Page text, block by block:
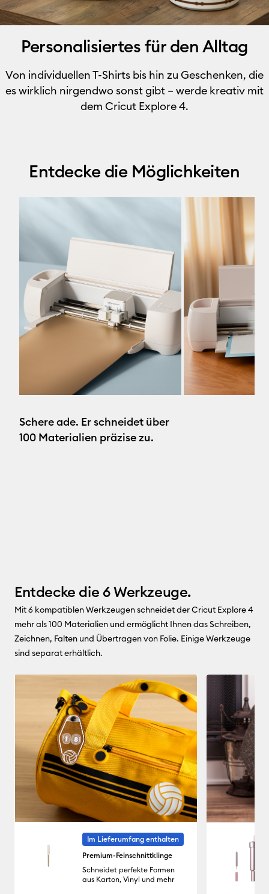
Personalisiertes für den Alltag
Von individuellen T-Shirts bis hin zu Geschenken, die
es wirklich nirgendwo sonst gibt – werde kreativ mit
dem Cricut Explore 4.
Entdecke die Möglichkeiten
Schere ade. Er schneidet über
100 Materialien präzise zu.
Entdecke die 6 Werkzeuge.
Mit 6 kompatiblen Werkzeugen schneidet der Cricut Explore 4
mehr als 100 Materialien und ermöglicht Ihnen das Schreiben,
Zeichnen, Falten und Übertragen von Folie. Einige Werkzeuge
sind separat erhältlich.
Im Lieferumfang enthalten
Premium-Feinschnittklinge
Schneidet perfekte Formen
aus Karton, Vinyl und mehr